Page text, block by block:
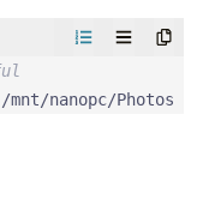
nanopc/Photos